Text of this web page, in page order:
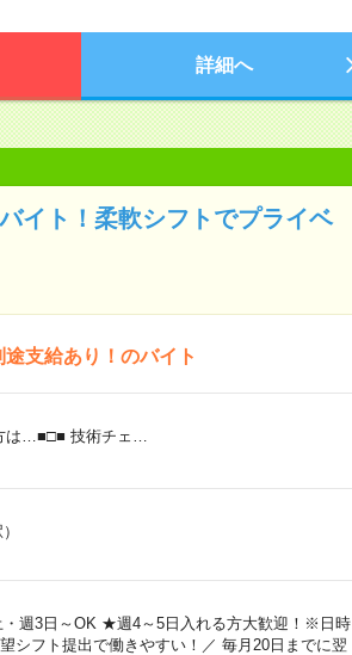
詳細へ
イト！柔軟シフトでプライベ
支給あり！のバイト
は…■□■ 技術チェ…
週3日～OK ★週4～5日入れる方大歓迎！※日時
シフト提出で働きやすい！／ 毎月20日までに翌